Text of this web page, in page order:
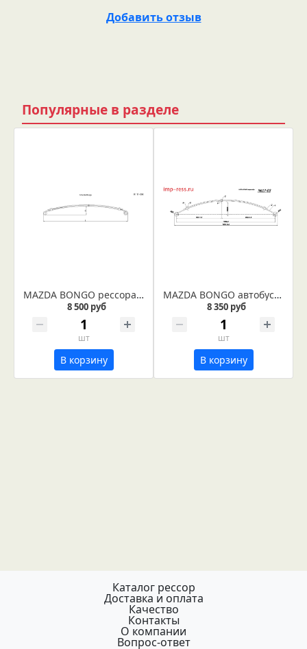
Добавить отзыв
Популярные в разделе
MAZDA BONGO рессора задняя IR 17-06
8 500 руб
шт
В корзину
MAZDA BONGO автобус рессора задняя (IR 17-03)
8 350 руб
шт
В корзину
Каталог рессор
Доставка и оплата
Качество
Контакты
О компании
Вопрос-ответ